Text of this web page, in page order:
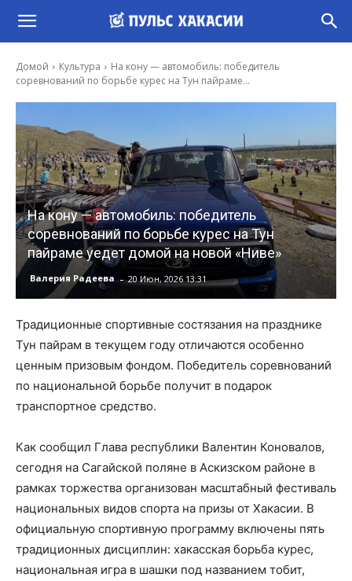
Домой Культура
На кону — автомобиль: победитель
соревнований по борьбе курес на Тун пайраме...
На кону — автомобиль: победитель
соревнований по борьбе курес на Тун
пайраме уедет домой на новой «Ниве»
Валерия Радеева - 20 Июн, 2026 13:31
Традиционные спортивные состязания на празднике
Тун пайрам в текущем году отличаются особенно
ценным призовым фондом. Победитель соревнований
по национальной борьбе получит в подарок
транспортное средство.
Как сообщил Глава республики Валентин Коновалов,
сегодня на Сагайской поляне в Аскизском районе в
рамках торжества организован масштабный фестиваль
национальных видов спорта на призы от Хакасии. В
официальную спортивную программу включены пять
традиционных дисциплин: хакасская борьба курес,
национальная игра в шашки под названием тобит,